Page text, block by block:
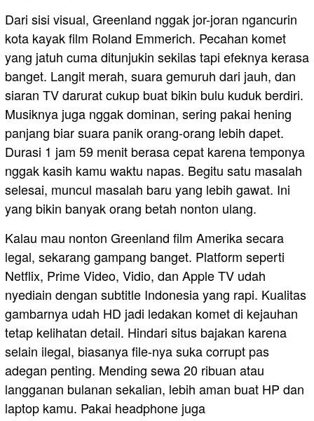
Dari sisi visual, Greenland nggak jor-joran ngancurin
kota kayak film Roland Emmerich. Pecahan komet
yang jatuh cuma ditunjukin sekilas tapi efeknya kerasa
banget. Langit merah, suara gemuruh dari jauh, dan
siaran TV darurat cukup buat bikin bulu kuduk berdiri.
Musiknya juga nggak dominan, sering pakai hening
panjang biar suara panik orang-orang lebih dapet.
Durasi 1 jam 59 menit berasa cepat karena temponya
nggak kasih kamu waktu napas. Begitu satu masalah
selesai, muncul masalah baru yang lebih gawat. Ini
yang bikin banyak orang betah nonton ulang.
Kalau mau nonton Greenland film Amerika secara
legal, sekarang gampang banget. Platform seperti
Netflix, Prime Video, Vidio, dan Apple TV udah
nyediain dengan subtitle Indonesia yang rapi. Kualitas
gambarnya udah HD jadi ledakan komet di kejauhan
tetap kelihatan detail. Hindari situs bajakan karena
selain ilegal, biasanya file-nya suka corrupt pas
adegan penting. Mending sewa 20 ribuan atau
langganan bulanan sekalian, lebih aman buat HP dan
laptop kamu. Pakai headphone juga